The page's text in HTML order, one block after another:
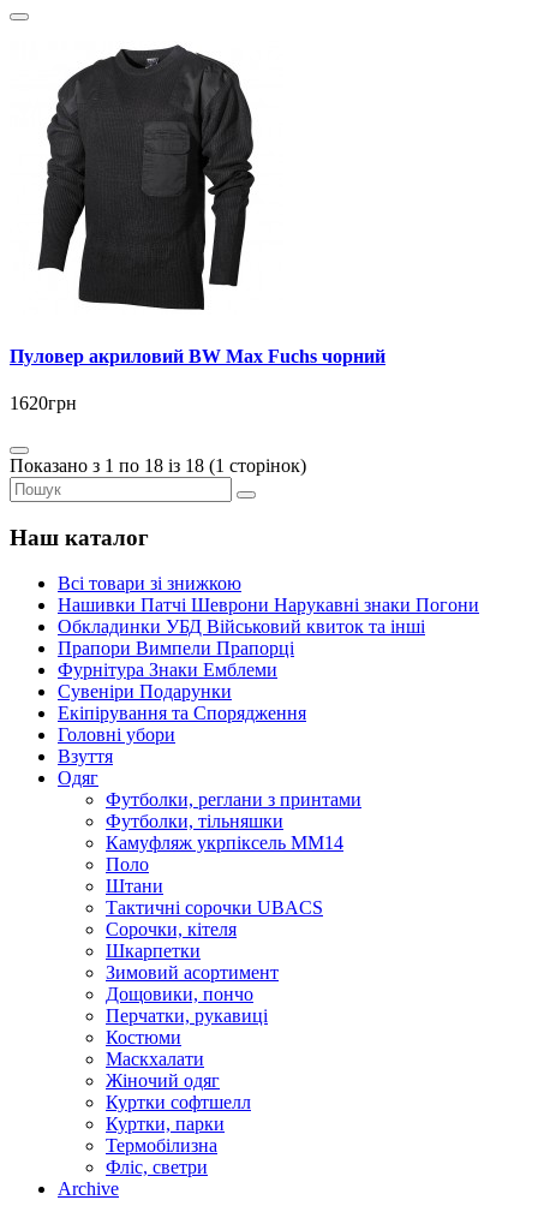
Пуловер акриловий BW Max Fuchs чорний
1620грн
Показано з 1 по 18 із 18 (1 сторінок)
Наш каталог
Всі товари зі знижкою
Нашивки Патчі Шеврони Нарукавні знаки Погони
Обкладинки УБД Військовий квиток та інші
Прапори Вимпели Прапорці
Фурнітура Знаки Емблеми
Сувеніри Подарунки
Екіпірування та Спорядження
Головні убори
Взуття
Одяг
Футболки, реглани з принтами
Футболки, тільняшки
Камуфляж укрпіксель ММ14
Поло
Штани
Тактичні сорочки UBACS
Cорочки, кітеля
Шкарпетки
Зимовий асортимент
Дощовики, пончо
Перчатки, рукавиці
Костюми
Маскхалати
Жіночий одяг
Куртки софтшелл
Куртки, парки
Термобілизна
Фліс, светри
Archive